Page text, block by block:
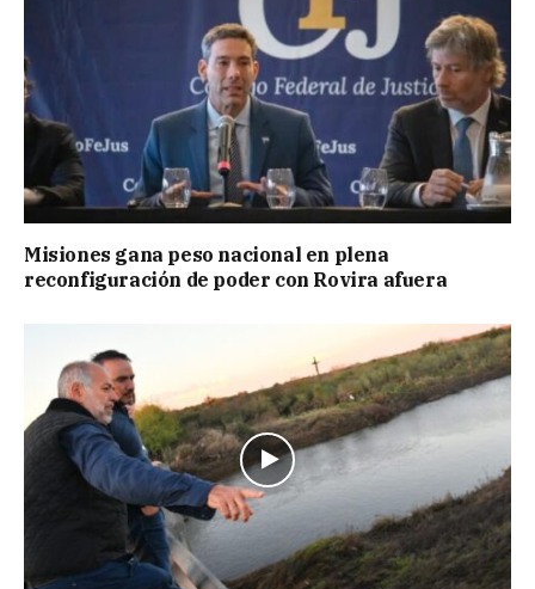
Misiones gana peso nacional en plena
reconfiguración de poder con Rovira afuera